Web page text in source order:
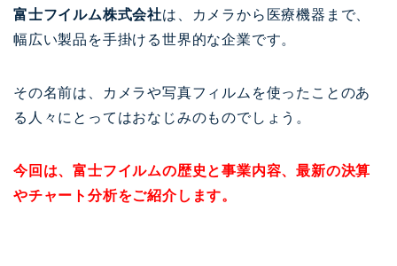
富士フイルム株式会社は、カメラから医療機器まで、
幅広い製品を手掛ける世界的な企業です。
その名前は、カメラや写真フィルムを使ったことのあ
る人々にとってはおなじみのものでしょう。
今回は、富士フイルムの歴史と事業内容、最新の決算
やチャート分析をご紹介します。